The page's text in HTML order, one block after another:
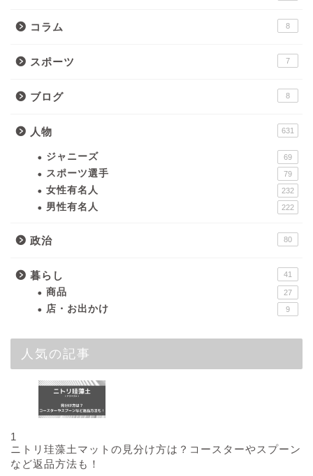
コラム 8
スポーツ 7
ブログ 8
人物 631
ジャニーズ 69
スポーツ選手 79
女性有名人 232
男性有名人 222
政治 80
暮らし 41
商品 27
店・お出かけ 9
人気の記事
1
ニトリ珪藻土マットの見分け方は？コースターやスプーン
など返品方法も！